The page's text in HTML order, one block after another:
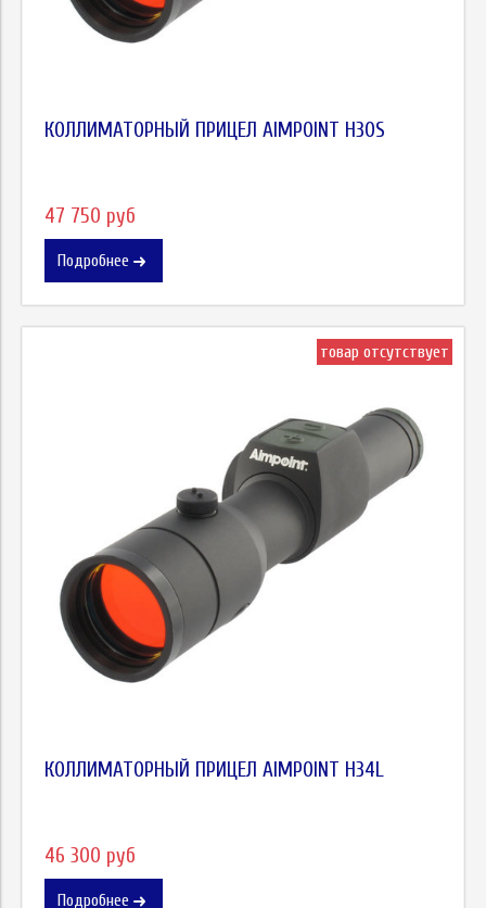
КОЛЛИМАТОРНЫЙ ПРИЦЕЛ AIMPOINT H30S
47 750 руб
Подробнее
товар отсутствует
КОЛЛИМАТОРНЫЙ ПРИЦЕЛ AIMPOINT H34L
46 300 руб
Подробнее